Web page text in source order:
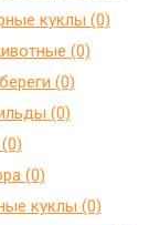
куклы (0)
(0)
(0)
(0)
(0)
куклы (0)